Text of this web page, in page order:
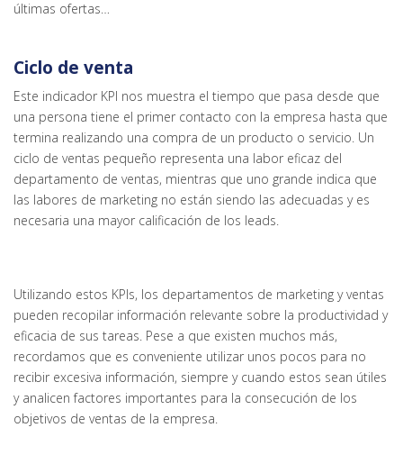
últimas ofertas…
Ciclo de venta
Este indicador KPI nos muestra el tiempo que pasa desde que
una persona tiene el primer contacto con la empresa hasta que
termina realizando una compra de un producto o servicio. Un
ciclo de ventas pequeño representa una labor eficaz del
departamento de ventas, mientras que uno grande indica que
las labores de marketing no están siendo las adecuadas y es
necesaria una mayor calificación de los leads.
Utilizando estos KPIs, los departamentos de marketing y ventas
pueden recopilar información relevante sobre la productividad y
eficacia de sus tareas. Pese a que existen muchos más,
recordamos que es conveniente utilizar unos pocos para no
recibir excesiva información, siempre y cuando estos sean útiles
y analicen factores importantes para la consecución de los
objetivos de ventas de la empresa.